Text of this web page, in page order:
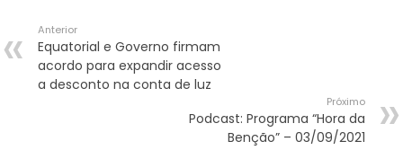
Anterior
Equatorial e Governo firmam
acordo para expandir acesso
a desconto na conta de luz
Próximo
Podcast: Programa “Hora da
Benção” – 03/09/2021